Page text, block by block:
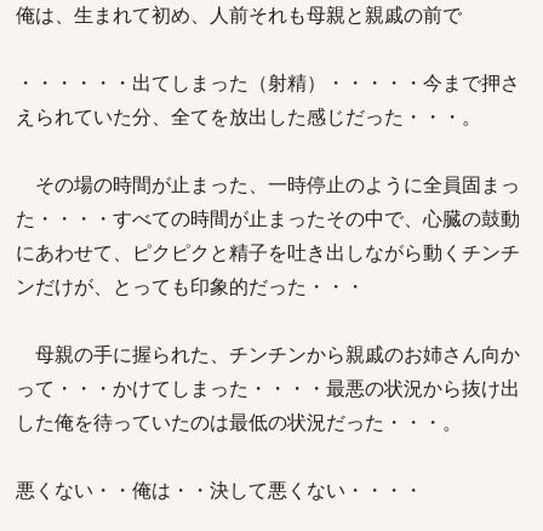
俺は、生まれて初め、人前それも母親と親戚の前で
・・・・・・出てしまった（射精）・・・・・今まで押さ
えられていた分、全てを放出した感じだった・・・。
その場の時間が止まった、一時停止のように全員固まっ
た・・・・すべての時間が止まったその中で、心臓の鼓動
にあわせて、ピクピクと精子を吐き出しながら動くチンチ
ンだけが、とっても印象的だった・・・
母親の手に握られた、チンチンから親戚のお姉さん向か
って・・・かけてしまった・・・・最悪の状況から抜け出
した俺を待っていたのは最低の状況だった・・・。
悪くない・・俺は・・決して悪くない・・・・